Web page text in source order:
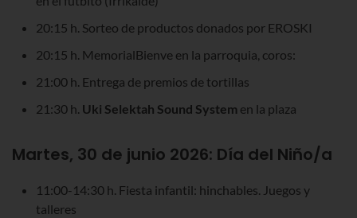
20:15 h. Sorteo de productos donados por EROSKI
20:15 h. MemorialBienve en la parroquia, coros:
21:00 h. Entrega de premios de tortillas
21:30 h. Uki Selektah Sound System en la plaza
Martes, 30 de junio 2026: Día del Niño/a
11:00-14:30 h. Fiesta infantil: hinchables. Juegos y
talleres